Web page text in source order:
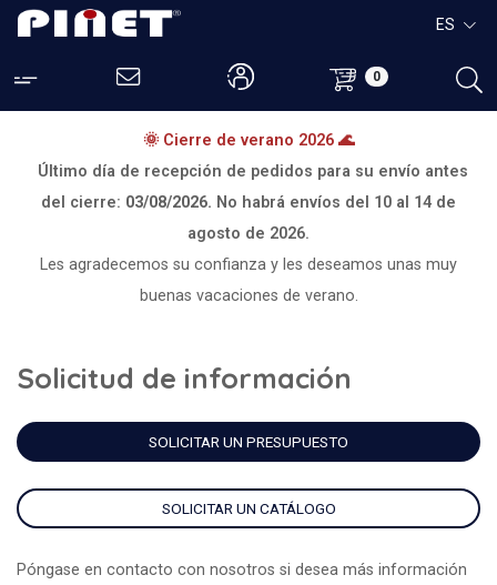
0
ES
🌞 Cierre de verano 2026 🌊
Último día de recepción de pedidos para su envío antes
del cierre: 03/08/2026. No habrá envíos del 10 al 14 de
agosto de 2026.
Les agradecemos su confianza y les deseamos unas muy
buenas vacaciones de verano.
Solicitud de información
SOLICITAR UN PRESUPUESTO
SOLICITAR UN CATÁLOGO
Póngase en contacto con nosotros si desea más información